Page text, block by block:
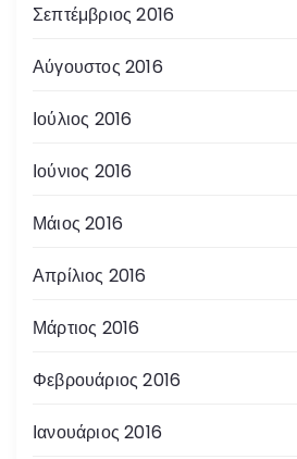
Σεπτέμβριος 2016
Αύγουστος 2016
Ιούλιος 2016
Ιούνιος 2016
Μάιος 2016
Απρίλιος 2016
Μάρτιος 2016
Φεβρουάριος 2016
Ιανουάριος 2016